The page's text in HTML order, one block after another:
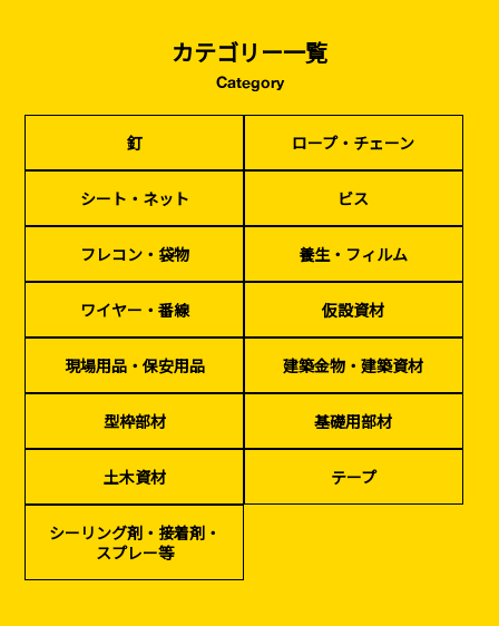
ロープ・チェーン シート・ネット
フレコン・袋物
ワイヤー・番線
仮設資材 現場用品・保安用品 建築金物・建築資材
型枠部材
基礎用部材
テープ
シーリング剤・接着剤・スプレー等
カタログダウンロード
家、マンションを
建てる（建築）
塗装工事
基礎工事・
コンクリート
（型枠工事）
仮説・バリケード
を設ける
イベント設置・
バリケード（保安）
災害、台風対策
・復旧貢献
季節商材
解体・改修工事
カテゴリー一覧
Category
釘 ロープ・チェーン
シート・ネット ビス
フレコン・袋物 養生・フィルム
ワイヤー・番線 仮設資材
現場用品・保安用品 建築金物・建築資材
型枠部材 基礎用部材
土木資材 テープ
シーリング剤・接着剤・
スプレー等